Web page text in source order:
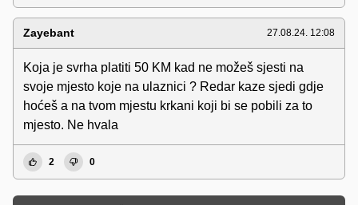
Zayebant 27.08.24. 12:08
Koja je svrha platiti 50 KM kad ne možeš sjesti na
svoje mjesto koje na ulaznici ? Redar kaze sjedi gdje
hoćeš a na tvom mjestu krkani koji bi se pobili za to
mjesto. Ne hvala
2 0